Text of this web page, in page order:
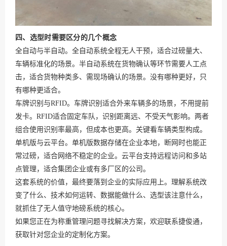
四、选型时需要区分的几个概念
全自动与半自动。全自动系统全程无人干预，适合过磅量大、
车辆标准化的场景。半自动系统在货物确认等环节需要人工点
击，适合货物种类多、需现场确认的场景。没有哪种更好，只
有哪种更适合。
车牌识别与RFID。车牌识别适合外来车辆多的场景，不用提前
发卡。RFID适合固定车队，识别距离远、不受天气影响。两者
组合使用识别率最高，但成本也更高。关键看车辆类型构成。
单机版与云平台。单机版数据存储在企业本地，断网时也能正
常过磅，适合网络不稳定的企业。云平台支持远程访问和多站
点管理，适合集团企业或有多厂区的公司。
这套系统的价值，最终要落到企业的实际应用上。理解系统改
变了什么、技术如何运转、数据能做什么、选型该注意什么，
就抓住了无人值守地磅系统的核心。
如果您正在为称重管理问题寻找解决方案，欢迎联系捷俊通，
获取针对您企业的定制化方案。